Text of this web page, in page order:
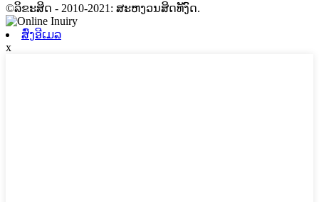
©ລິຂະສິດ - 2010-2021: ສະຫງວນສິດທັງົດ.
ສົ່ງອີເມລ
x